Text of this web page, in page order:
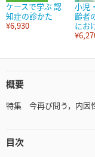
ケースで学ぶ 認
知症の診かた
¥6,930
小児
齢者
にお
概要
特集 今再び問う，内因
目次